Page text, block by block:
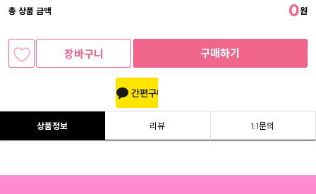
총 상품 금액 0원
장바구니 구매하기
상품정보 리뷰 1:1문의